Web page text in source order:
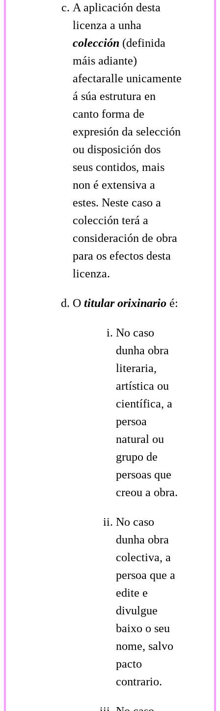
A aplicación desta
licenza a unha
colección (definida
máis adiante)
afectaralle unicamente
á súa estrutura en
canto forma de
expresión da selección
ou disposición dos
seus contidos, mais
non é extensiva a
estes. Neste caso a
colección terá a
consideración de obra
para os efectos desta
licenza.
O titular orixinario é:
No caso
dunha obra
literaria,
artística ou
científica, a
persoa
natural ou
grupo de
persoas que
creou a obra.
No caso
dunha obra
colectiva, a
persoa que a
edite e
divulgue
baixo o seu
nome, salvo
pacto
contrario.